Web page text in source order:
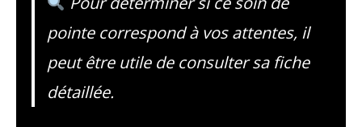
pointe correspond à vos attentes, il
peut être utile de consulter sa fiche
détaillée.